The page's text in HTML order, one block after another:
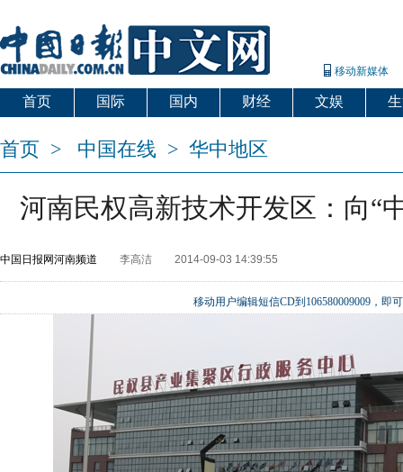
移动新媒体
首页 国际 国内 财经 文娱
首页 > 中国在线 > 华中地区
河南民权高新技术开发区：向“
中国日报网河南频道 李高洁 2014-09-03 14:39:55
移动用户编辑短信CD到106580009009，即